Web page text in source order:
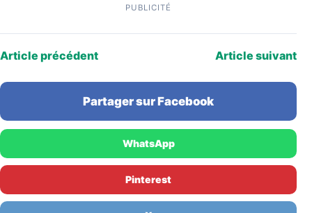
PUBLICITÉ
Article précédent Article suivant
Partager sur Facebook
WhatsApp
Pinterest